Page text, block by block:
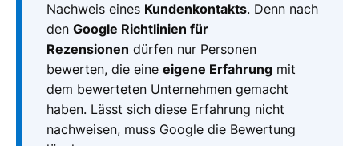
Nachweis eines Kundenkontakts. Denn nach
den Google Richtlinien für
Rezensionen dürfen nur Personen
bewerten, die eine eigene Erfahrung mit
dem bewerteten Unternehmen gemacht
haben. Lässt sich diese Erfahrung nicht
nachweisen, muss Google die Bewertung